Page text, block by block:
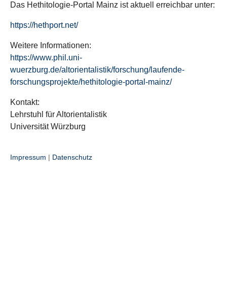
Das Hethitologie-Portal Mainz ist aktuell erreichbar unter:
https://hethport.net/
Weitere Informationen:
https://www.phil.uni-
wuerzburg.de/altorientalistik/forschung/laufende-
forschungsprojekte/hethitologie-portal-mainz/
Kontakt:
Lehrstuhl für Altorientalistik
Universität Würzburg
Impressum | Datenschutz